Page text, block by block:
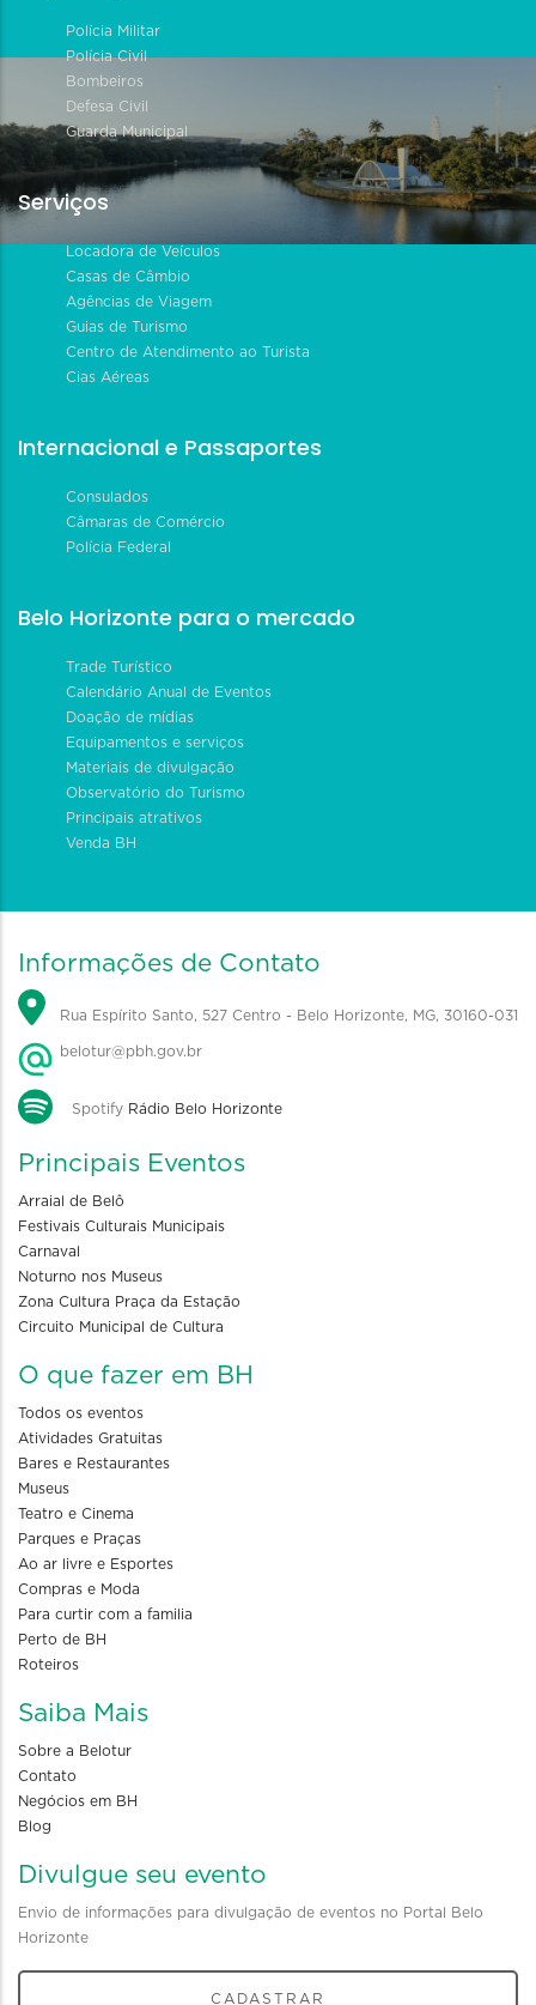
Polícia Militar
Polícia Civil
Bombeiros
Defesa Civil
Guarda Municipal
Serviços
Locadora de Veículos
Casas de Câmbio
Agências de Viagem
Guias de Turismo
Centro de Atendimento ao Turista
Cias Aéreas
Internacional e Passaportes
Consulados
Câmaras de Comércio
Polícia Federal
Belo Horizonte para o mercado
Trade Turístico
Calendário Anual de Eventos
Doação de mídias
Equipamentos e serviços
Materiais de divulgação
Observatório do Turismo
Principais atrativos
Venda BH
Informações de Contato
Rua Espírito Santo, 527 Centro - Belo Horizonte, MG, 30160-031
belotur@pbh.gov.br
Spotify Rádio Belo Horizonte
Principais Eventos
Arraial de Belô
Festivais Culturais Municipais
Carnaval
Noturno nos Museus
Zona Cultura Praça da Estação
Circuito Municipal de Cultura
O que fazer em BH
Todos os eventos
Atividades Gratuitas
Bares e Restaurantes
Museus
Teatro e Cinema
Parques e Praças
Ao ar livre e Esportes
Compras e Moda
Para curtir com a familia
Perto de BH
Roteiros
Saiba Mais
Sobre a Belotur
Contato
Negócios em BH
Blog
Divulgue seu evento
Envio de informações para divulgação de eventos no Portal Belo
Horizonte
CADASTRAR